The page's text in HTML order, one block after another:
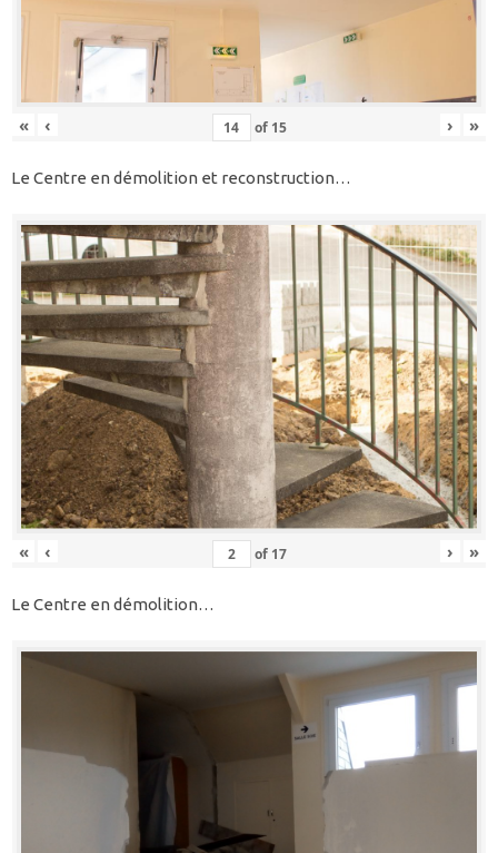
« ‹ of 15 › »
Le Centre en démolition et reconstruction…
« ‹ of 17 › »
Le Centre en démolition…